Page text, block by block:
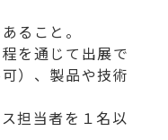
こと。
を通じて出展で
）、製品や技術
当者を１名以